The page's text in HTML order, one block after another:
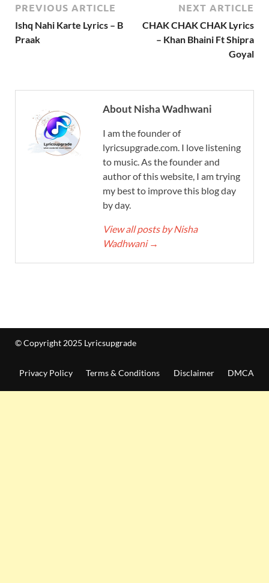
PREVIOUS ARTICLE
Ishq Nahi Karte Lyrics – B
Praak
NEXT ARTICLE
CHAK CHAK CHAK Lyrics
– Khan Bhaini Ft Shipra
Goyal
About Nisha Wadhwani
I am the founder of
lyricsupgrade.com. I love listening
to music. As the founder and
author of this website, I am trying
my best to improve this blog day
by day.
View all posts by Nisha
Wadhwani →
© Copyright 2025 Lyricsupgrade
Privacy Policy Terms & Conditions Disclaimer DMCA